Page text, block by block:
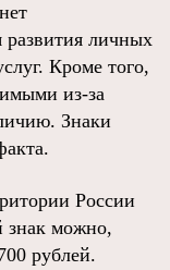
личных
Кроме того,
из-за
Знаки
России
знак можно,
рублей.